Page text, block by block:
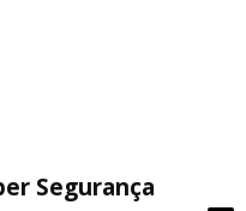
Segurança